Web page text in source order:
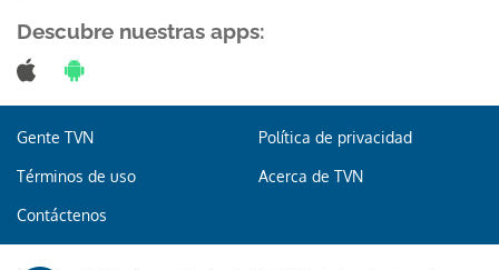
Descubre nuestras apps:
Gente TVN Política de privacidad
Términos de uso Acerca de TVN
Contáctenos